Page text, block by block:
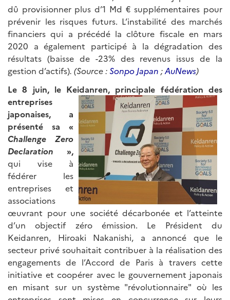
dû provisionner plus d’1 Md € supplémentaires pour
prévenir les risques futurs. L’instabilité des marchés
financiers qui a précédé la clôture fiscale en mars
2020 a également participé à la dégradation des
résultats (baisse de -23% des revenus issus de la
gestion d’actifs). (Source :Sonpo Japan ;AuNews)
Le 8 juin, le Keidanren, principale fédération des
entreprises
japonaises, a
présenté sa «
Challenge Zero
Declaration »,
qui vise à
fédérer les
entreprises et
associations
œuvrant pour une société décarbonée et l’atteinte
d’un objectif zéro émission. Le Président du
Keidanren, Hiroaki Nakanishi, a annoncé que le
secteur privé souhaitait contribuer à la réalisation des
engagements de l’Accord de Paris à travers cette
initiative et coopérer avec le gouvernement japonais
en misant sur un système "révolutionnaire" où les